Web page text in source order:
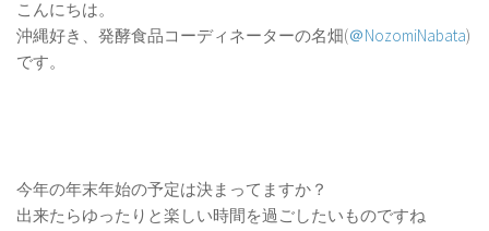
癌予防
認知症症状
こんにちは。
沖縄好き、発酵食品コーディネーターの名畑(＠NozomiNabata)
です。
今年の年末年始の予定は決まってますか？
出来たらゆったりと楽しい時間を過ごしたいものですね